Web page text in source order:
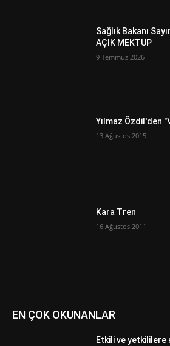
Sağlık Bakanı
AÇIK MEKTUP
9 Temmuz 2026
Yılmaz Özdil'den
13 Ağustos 2015
Kara Tren
16 Ağustos 2011
EN ÇOK OKUNANLAR
Etkili ve